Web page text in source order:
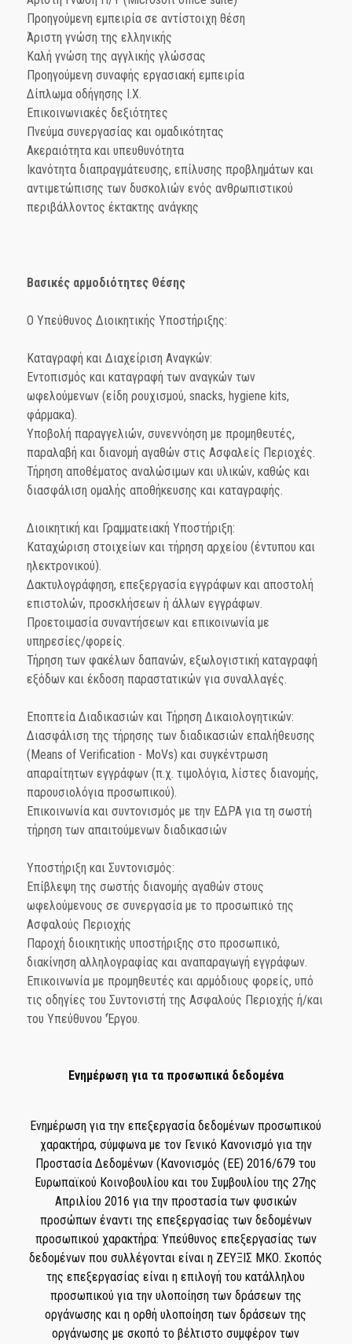
Προηγούμενη εμπειρία σε αντίστοιχη θέση
Άριστη γνώση της ελληνικής
Καλή γνώση της αγγλικής γλώσσας
Προηγούμενη συναφής εργασιακή εμπειρία
Δίπλωμα οδήγησης Ι.Χ.
Επικοινωνιακές δεξιότητες
Πνεύμα συνεργασίας και ομαδικότητας
Ακεραιότητα και υπευθυνότητα
Ικανότητα διαπραγμάτευσης, επίλυσης προβλημάτων και
αντιμετώπισης των δυσκολιών ενός ανθρωπιστικού
περιβάλλοντος έκτακτης ανάγκης
Βασικές αρμοδιότητες Θέσης
O Υπεύθυνος Διοικητικής Υποστήριξης:
Καταγραφή και Διαχείριση Αναγκών:
Εντοπισμός και καταγραφή των αναγκών των
ωφελούμενων (είδη ρουχισμού, snacks, hygiene kits,
φάρμακα).
Υποβολή παραγγελιών, συνεννόηση με προμηθευτές,
παραλαβή και διανομή αγαθών στις Ασφαλείς Περιοχές.
Τήρηση αποθέματος αναλώσιμων και υλικών, καθώς και
διασφάλιση ομαλής αποθήκευσης και καταγραφής.
Διοικητική και Γραμματειακή Υποστήριξη:
Καταχώριση στοιχείων και τήρηση αρχείου (έντυπου και
ηλεκτρονικού).
Δακτυλογράφηση, επεξεργασία εγγράφων και αποστολή
επιστολών, προσκλήσεων ή άλλων εγγράφων.
Προετοιμασία συναντήσεων και επικοινωνία με
υπηρεσίες/φορείς.
Τήρηση των φακέλων δαπανών, εξωλογιστική καταγραφή
εξόδων και έκδοση παραστατικών για συναλλαγές.
Εποπτεία Διαδικασιών και Τήρηση Δικαιολογητικών:
Διασφάλιση της τήρησης των διαδικασιών επαλήθευσης
(Means of Verification - MoVs) και συγκέντρωση
απαραίτητων εγγράφων (π.χ. τιμολόγια, λίστες διανομής,
παρουσιολόγια προσωπικού).
Επικοινωνία και συντονισμός με την ΕΔΡΑ για τη σωστή
τήρηση των απαιτούμενων διαδικασιών
Υποστήριξη και Συντονισμός:
Επίβλεψη της σωστής διανομής αγαθών στους
ωφελούμενους σε συνεργασία με το προσωπικό της
Ασφαλούς Περιοχής
Παροχή διοικητικής υποστήριξης στο προσωπικό,
διακίνηση αλληλογραφίας και αναπαραγωγή εγγράφων.
Επικοινωνία με προμηθευτές και αρμόδιους φορείς, υπό
τις οδηγίες του Συντονιστή της Ασφαλούς Περιοχής ή/και
του Υπεύθυνου 'Έργου.
Ενημέρωση για τα προσωπικά δεδομένα
Ενημέρωση για την επεξεργασία δεδομένων προσωπικού
χαρακτήρα, σύμφωνα με τον Γενικό Κανονισμό για την
Προστασία Δεδομένων (Κανονισμός (ΕΕ) 2016/679 του
Ευρωπαϊκού Κοινοβουλίου και του Συμβουλίου της 27ης
Απριλίου 2016 για την προστασία των φυσικών
προσώπων έναντι της επεξεργασίας των δεδομένων
προσωπικού χαρακτήρα: Υπεύθυνος επεξεργασίας των
δεδομένων που συλλέγονται είναι η ΖΕΥΞΙΣ ΜΚΟ. Σκοπός
της επεξεργασίας είναι η επιλογή του κατάλληλου
προσωπικού για την υλοποίηση των δράσεων της
οργάνωσης και η ορθή υλοποίηση των δράσεων της
οργάνωσης με σκοπό το βέλτιστο συμφέρον των